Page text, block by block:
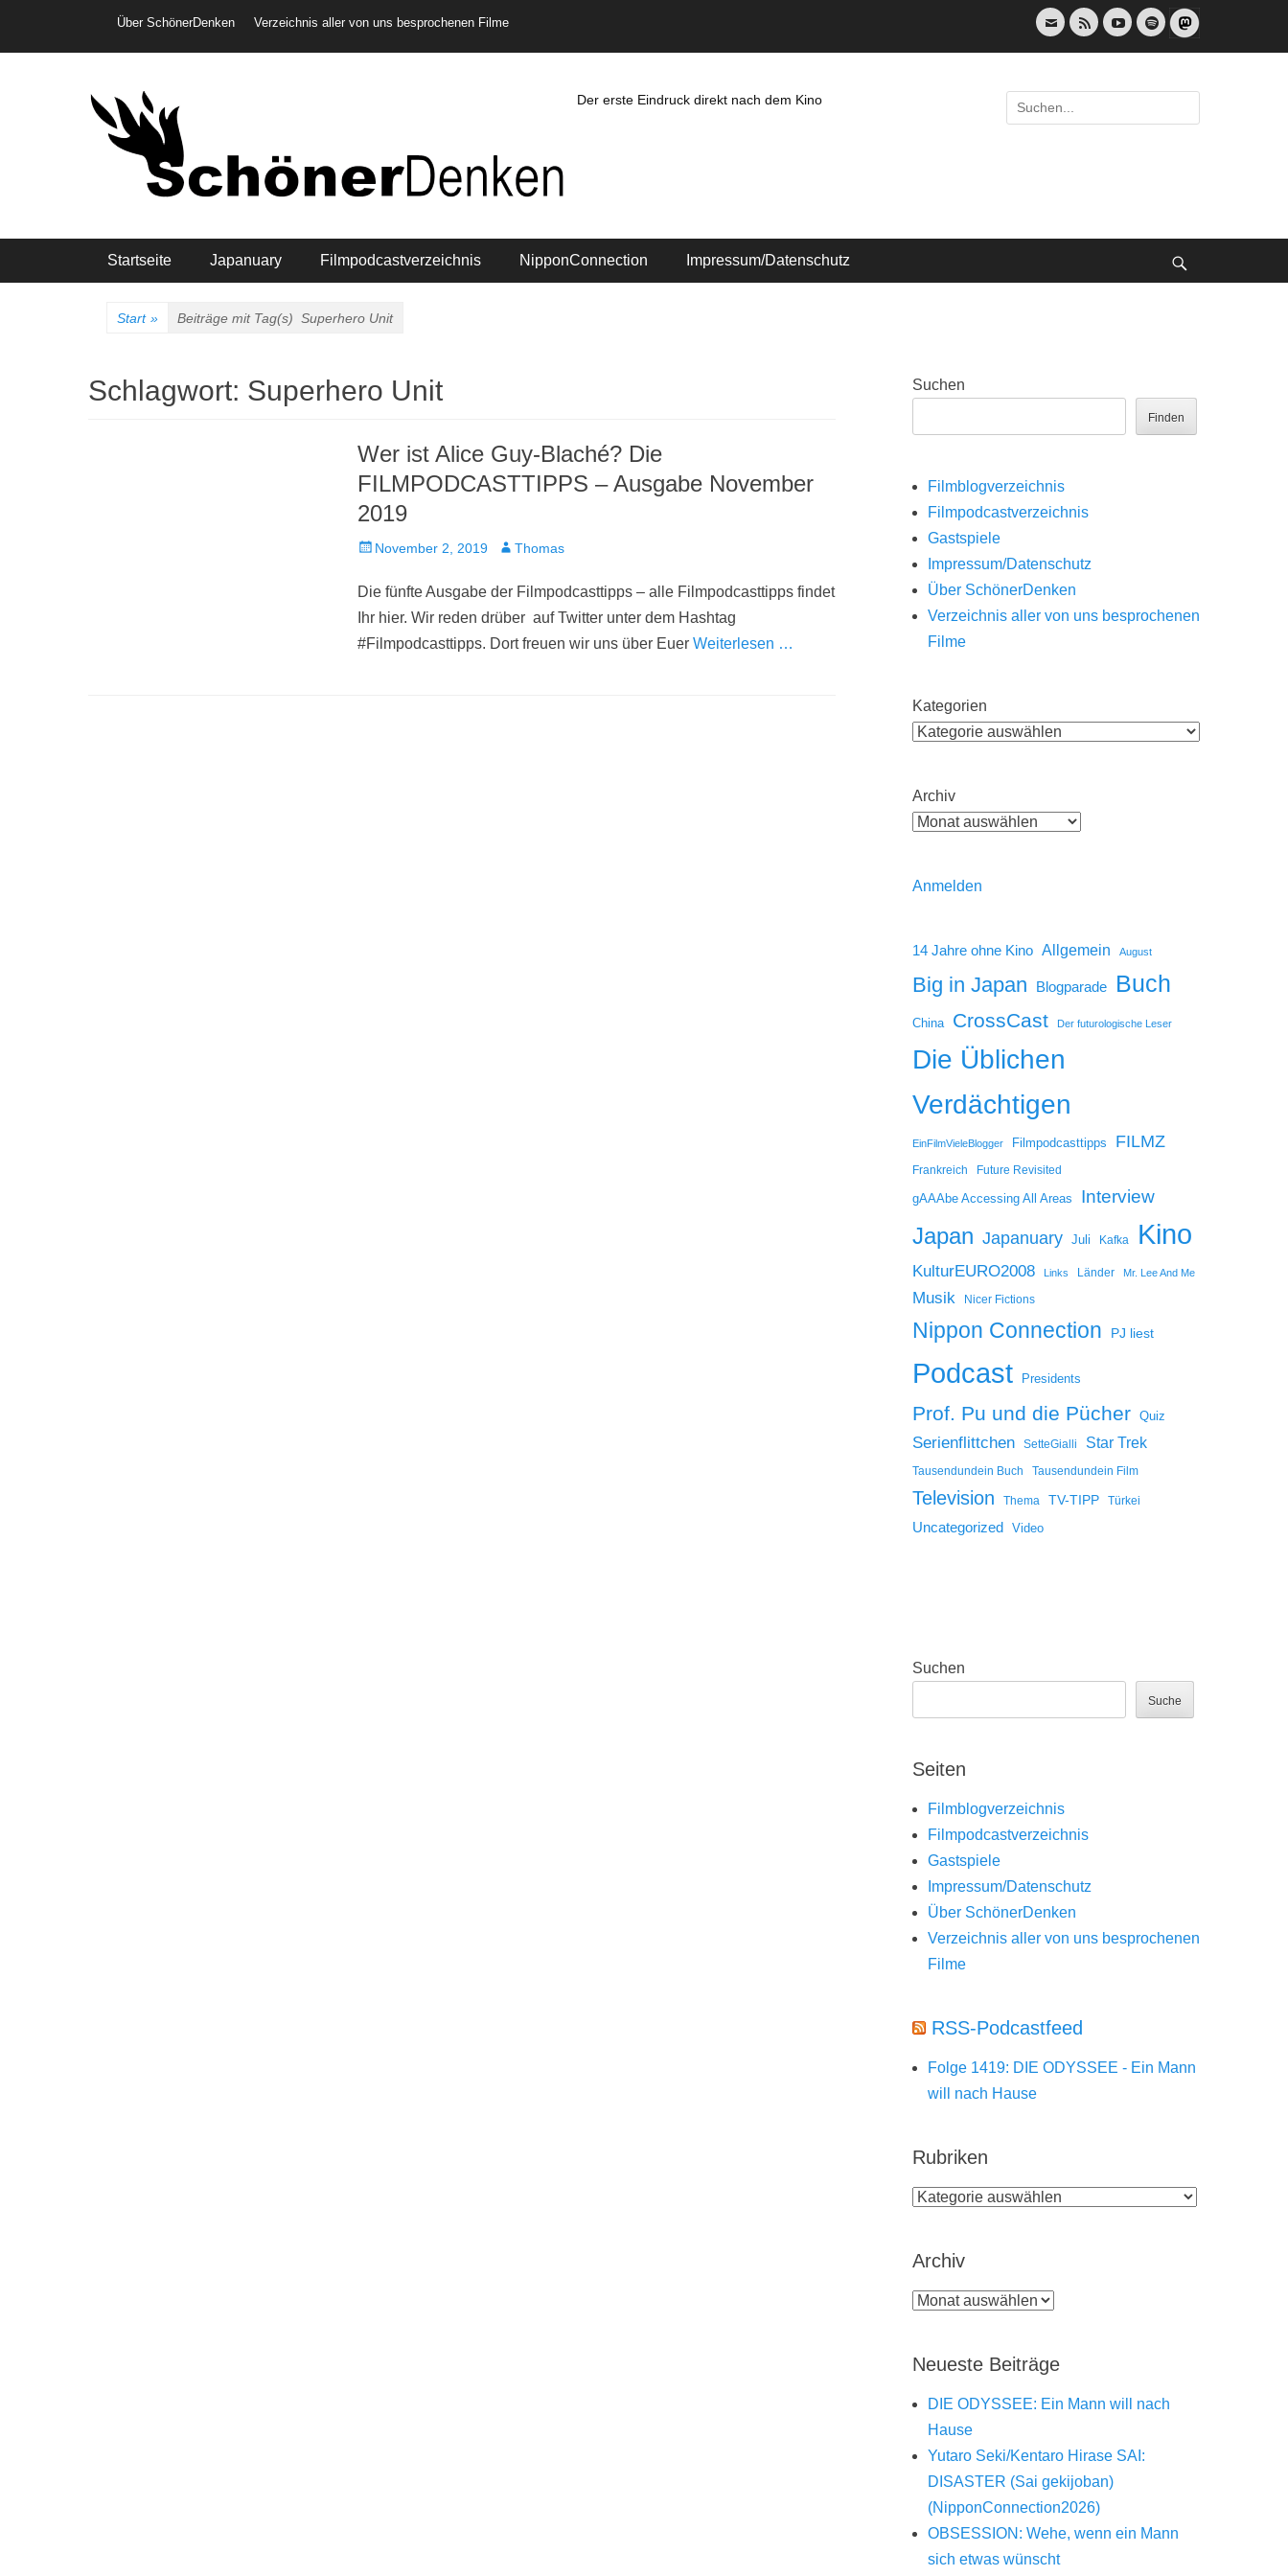
Header-Menü
Über SchönerDenken Verzeichnis aller von uns besprochenen Filme
E-
Mail
Feed YouTubeSpotify
Der erste Eindruck direkt nach dem Kino
Suche
nach:
Hauptmenü
Startseite Japanuary Filmpodcastverzeichnis NipponConnection Impressum/Datenschutz
Start » Beiträge mit Tag(s) Superhero Unit
Schlagwort: Superhero Unit
Wer ist Alice Guy-Blaché? Die
FILMPODCASTTIPPS – Ausgabe November
2019
Veröffentlicht
November 2, 2019 AutorThomas
Die fünfte Ausgabe der Filmpodcasttipps – alle Filmpodcasttipps findet
Ihr hier. Wir reden drüber auf Twitter unter dem Hashtag
#Filmpodcasttipps. Dort freuen wir uns über Euer Weiterlesen …
Suchen
Finden
Filmblogverzeichnis
Filmpodcastverzeichnis
Gastspiele
Impressum/Datenschutz
Über SchönerDenken
Verzeichnis aller von uns besprochenen
Filme
Kategorien
Archiv
Anmelden
14 Jahre ohne Kino Allgemein August
Big in Japan Blogparade Buch
China CrossCast Der futurologische Leser
Die Üblichen
Verdächtigen
EinFilmVieleBlogger Filmpodcasttipps FILMZ
Frankreich Future Revisited
gAAAbe Accessing All Areas Interview
Japan Japanuary Juli Kafka Kino
KulturEURO2008 Links Länder Mr. Lee And Me
Musik Nicer Fictions
Nippon Connection PJ liest
Podcast Presidents
Prof. Pu und die Pücher Quiz
Serienflittchen SetteGialli Star Trek
Tausendundein Buch Tausendundein Film
Television Thema TV-TIPP Türkei
Uncategorized Video
Suchen
Suche
Seiten
Filmblogverzeichnis
Filmpodcastverzeichnis
Gastspiele
Impressum/Datenschutz
Über SchönerDenken
Verzeichnis aller von uns besprochenen
Filme
RSS-Podcastfeed
Folge 1419: DIE ODYSSEE - Ein Mann
will nach Hause
Rubriken
Rubriken
Archiv
Archiv
Neueste Beiträge
DIE ODYSSEE: Ein Mann will nach
Hause
Yutaro Seki/Kentaro Hirase SAI:
DISASTER (Sai gekijoban)
(NipponConnection2026)
OBSESSION: Wehe, wenn ein Mann
sich etwas wünscht